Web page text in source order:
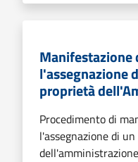
Manifestazione
l'assegnazione
proprietà
Procedimento di
l'assegnazione di
dell'amministrazione